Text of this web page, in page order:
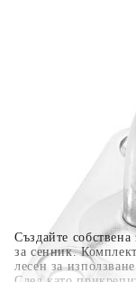
Създайте
за сенник.
лесен за
Плащане на 4
поръчката си на
разделя на 3
покупки на
Плащане на 6
разпределя в 6
покупки на